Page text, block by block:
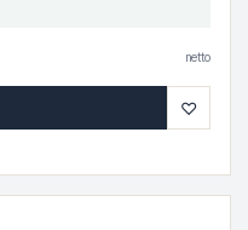
netto
♡